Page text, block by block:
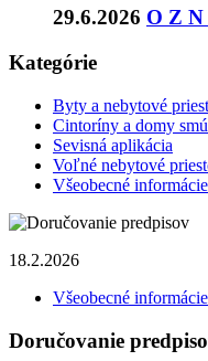
29.6.2026 O Z
Kategórie
Byty a nebytové
Cintoríny a domy
Sevisná aplikácia
Voľné nebytové
Všeobecné informácie
18.2.2026
Všeobecné informácie
Doručovanie